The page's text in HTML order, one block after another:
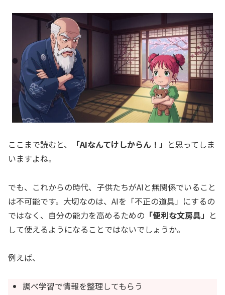
ここまで読むと、 「AIなんてけしからん！」 と思ってしま
いますよね。
でも、これからの時代、子供たちがAIと無関係でいること
は不可能です。大切なのは、AIを「不正の道具」にするの
ではなく、自分の能力を高めるための 「便利な文房具」 と
して使えるようになることではないでしょうか。
例えば、
調べ学習で情報を整理してもらう